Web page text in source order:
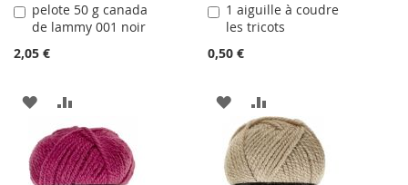
pelote 50 g canada
de lammy 001 noir
2,05 €
Ajouter
au
panier
AJOUTER
LA
AU
COMPARATEUR
1 aiguille à coudre
les tricots
0,50 €
Ajouter
au
panier
AJOUTER
À
LA
AU
COMPARATEUR